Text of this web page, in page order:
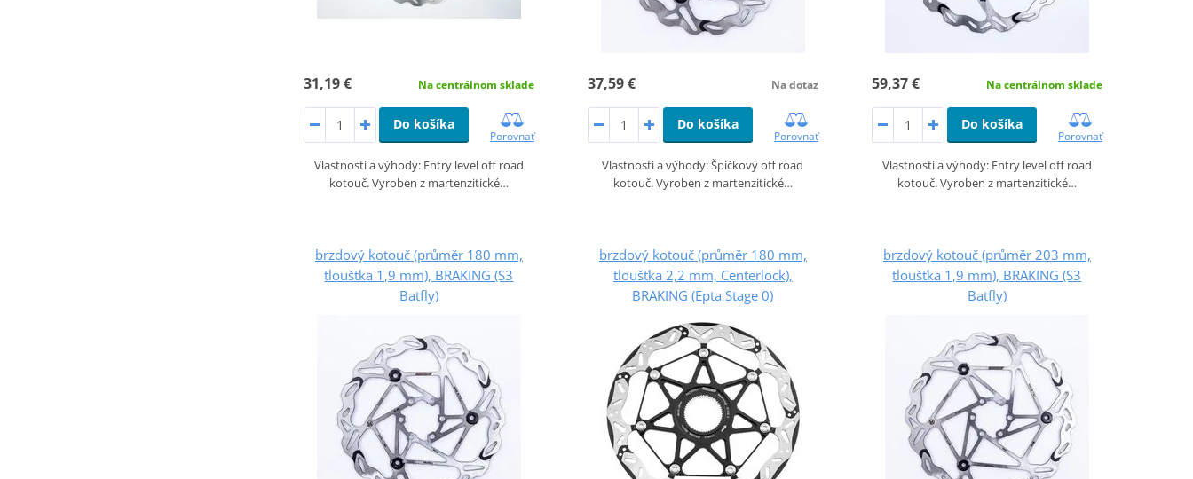
31,19 € Na centrálnom sklade
Do košíka
Porovnať
Vlastnosti a výhody: Entry level off road
kotouč. Vyroben z martenzitické…
37,59 € Na dotaz
Do košíka
Porovnať
Vlastnosti a výhody: Špičkový off road
kotouč. Vyroben z martenzitické…
59,37 € Na centrálnom sklade
Do košíka
Porovnať
Vlastnosti a výhody: Entry level off road
kotouč. Vyroben z martenzitické…
brzdový kotouč (průměr 180 mm,
tloušťka 1,9 mm), BRAKING (S3
Batfly)
brzdový kotouč (průměr 180 mm,
tloušťka 2,2 mm, Centerlock),
BRAKING (Epta Stage 0)
brzdový kotouč (průměr 203 mm,
tloušťka 1,9 mm), BRAKING (S3
Batfly)